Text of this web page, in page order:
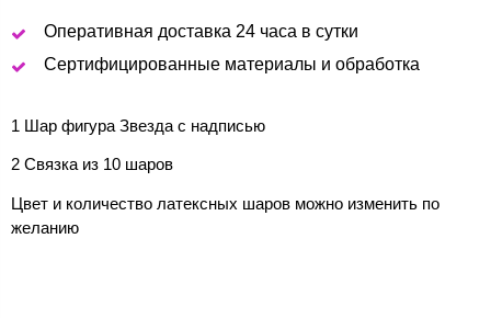
Оперативная доставка 24 часа в сутки
Сертифицированные материалы и обработка
1 Шар фигура Звезда с надписью
2 Связка из 10 шаров
Цвет и количество латексных шаров можно изменить по
желанию